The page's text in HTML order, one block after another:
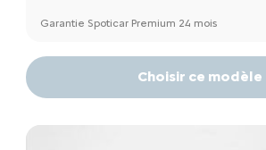
Garantie Spoticar Premium 24 mois
Choisir ce modèle